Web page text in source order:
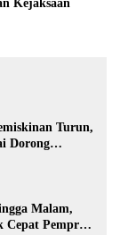
Kejaksaan
Turun,
Dorong
Malam,
Cepat Pemprov